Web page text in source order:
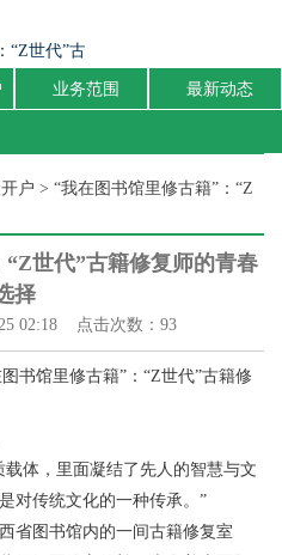
“Z世代”古籍修复师的青春选择
业务范围 最新动态
户 > “我在图书馆里修古籍”：“Z
世代”古籍修复师的青春
择
02:18 点击次数：93
书馆里修古籍”：“Z世代”古籍修
体，里面凝结了先人的智慧与文
对传统文化的一种传承。”
省图书馆内的一间古籍修复室